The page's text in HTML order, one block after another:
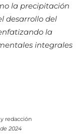
la precipitación
desarrollo del
la
integrales
y redacción
2024